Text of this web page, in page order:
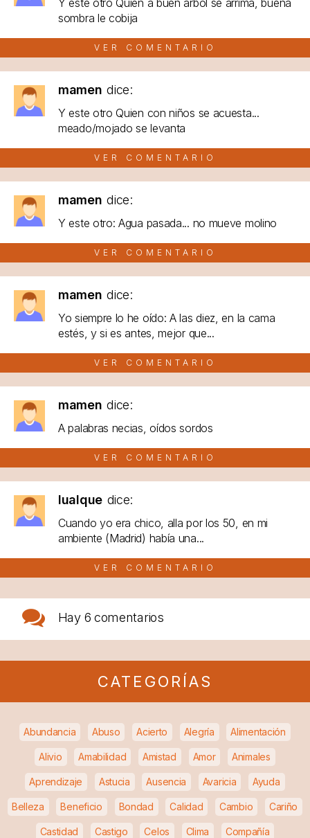
sombra le cobija
VER COMENTARIO
mamen dice:
Y este otro Quien con niños se acuesta...
meado/mojado se levanta
VER COMENTARIO
mamen dice:
Y este otro: Agua pasada... no mueve molino
VER COMENTARIO
mamen dice:
Yo siempre lo he oído: A las diez, en la cama
estés, y si es antes, mejor que...
VER COMENTARIO
mamen dice:
A palabras necias, oídos sordos
VER COMENTARIO
lualque dice:
Cuando yo era chico, alla por los 50, en mi
ambiente (Madrid) había una...
VER COMENTARIO
Hay 6 comentarios
CATEGORÍAS
Abundancia Abuso Acierto Alegría Alimentación
Alivio Amabilidad Amistad Amor Animales
Aprendizaje Astucia Ausencia Avaricia Ayuda
Belleza Beneficio Bondad Calidad Cambio Cariño
Castidad Castigo Celos Clima Compañía